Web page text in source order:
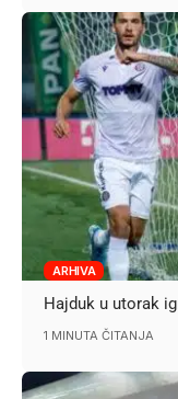
ARHIVA
Hajduk u utorak
1 MINUTA ČITANJA